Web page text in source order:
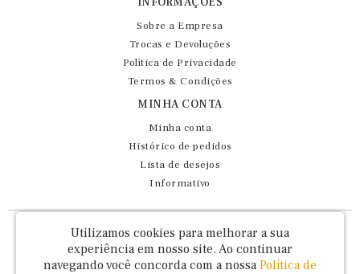
Sobre a Empresa
Trocas e Devoluções
Política de Privacidade
Termos & Condições
MINHA CONTA
Minha conta
Histórico de pedidos
Lista de desejos
Informativo
Fernando Maluhy Cia Ltda - CNPJ: 60.458.825/0001-86
Rua Dr Euclydes da Cunha, 47 - Brás - São Paulo / SP - CEP 03016-030
Utilizamos cookies para melhorar a sua
experiência em nosso site. Ao continuar
navegando você concorda com a nossa Política de